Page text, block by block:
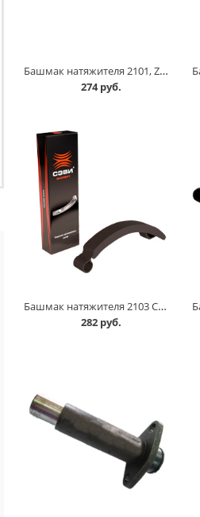
Башмак натяжителя 2101, Zommer в Омске
274 руб.
Башмак натяжителя 2103 СЭВИ в Омске
282 руб.